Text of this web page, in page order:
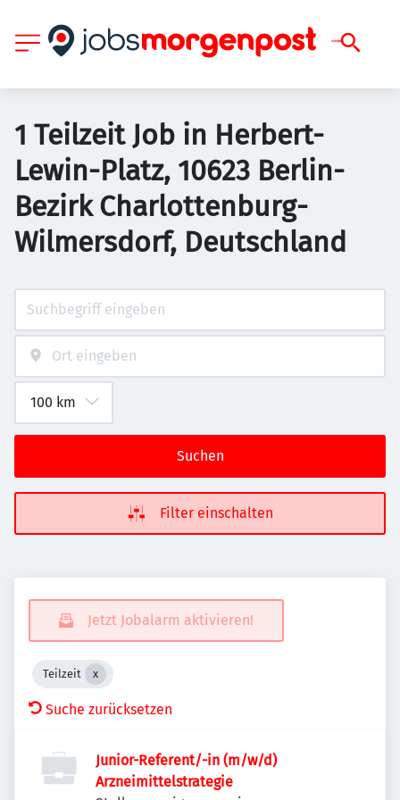
1 Teilzeit Job in Herbert-
Lewin-Platz, 10623 Berlin-
Bezirk Charlottenburg-
Wilmersdorf, Deutschland
Suchen
Filter einschalten
Jetzt Jobalarm aktivieren!
Teilzeit
Suche zurücksetzen
Junior-Referent/-in (m/w/d)
Arzneimittelstrategie